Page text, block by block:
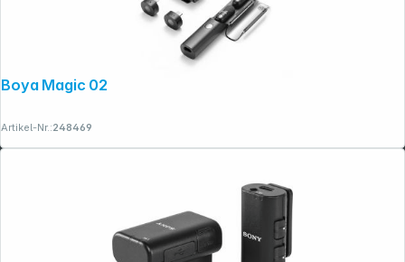
Artikel-Nr.:248469